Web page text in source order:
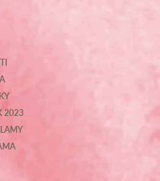
2023